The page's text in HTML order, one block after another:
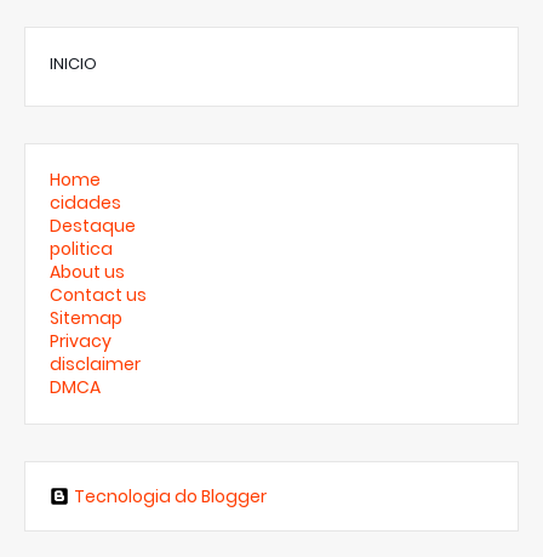
INICIO
Home
cidades
Destaque
politica
About us
Contact us
Sitemap
Privacy
disclaimer
DMCA
Tecnologia do Blogger